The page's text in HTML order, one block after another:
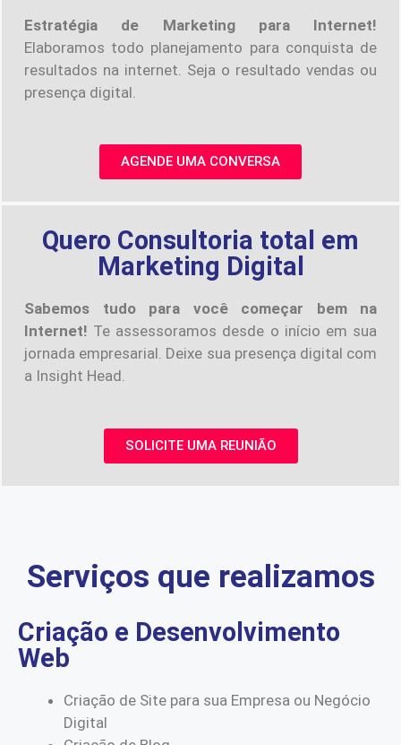
Estratégia de Marketing para Internet!
Elaboramos todo planejamento para conquista de
resultados na internet. Seja o resultado vendas ou
presença digital.
AGENDE UMA CONVERSA
Quero Consultoria total em
Marketing Digital
Sabemos tudo para você começar bem na
Internet! Te assessoramos desde o início em sua
jornada empresarial. Deixe sua presença digital com
a Insight Head.
SOLICITE UMA REUNIÃO
Serviços que realizamos
Criação e Desenvolvimento
Web
Criação de Site para sua Empresa ou Negócio
Digital